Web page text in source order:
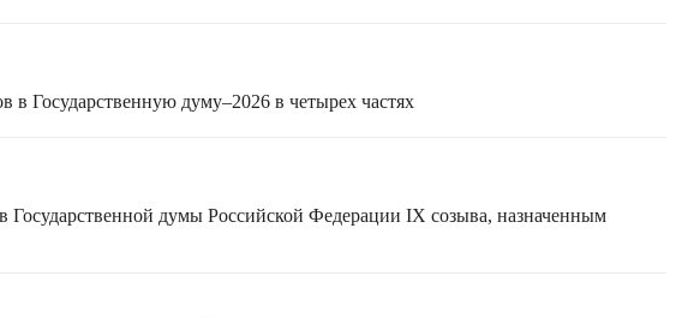
в Государственную думу–2026 в четырех частях
Государственной думы Российской Федерации IX созыва, назначенным